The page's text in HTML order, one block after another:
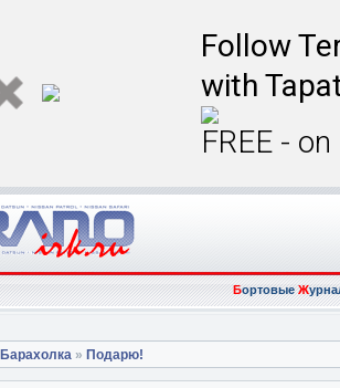
Follow
with
FREE -
БортовыеЖ
Барахолка » Подарю!